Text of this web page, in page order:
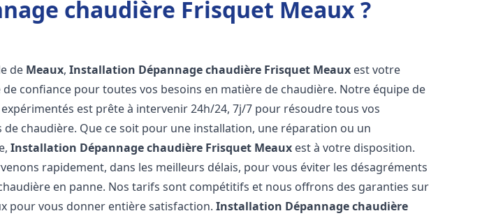
chaudière Frisquet Meaux ?
de Meaux,Installation Dépannage chaudière Frisquet Meaux est votre
confiance pour toutes vos besoins en matière de chaudière. Notre équipe de
est prête à intervenir 24h/24, 7j/7 pour résoudre tous vos
de chaudière. Que ce soit pour une installation, une réparation ou un
Installation Dépannage chaudière Frisquet Meaux est à votre disposition.
rapidement, dans les meilleurs délais, pour vous éviter les désagréments
en panne. Nos tarifs sont compétitifs et nous offrons des garanties sur
pour vous donner entière satisfaction.Installation Dépannage chaudière